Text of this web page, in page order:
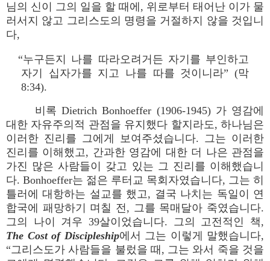
님의 신이 그의 일을 할 때에, 위로부터 태어난 이가 물
러서지 않고 그리스도의 명령을 거절하지 않을 것입니
다,
“누구든지 나를 따라오려거든 자기를 부인하고
자기 십자가를 지고 나를 따를 것이니라” (막
8:34).
비록 Dietrich Bonhoeffer (1906-1945) 가 영감에
대한 자유주의적 관점을 유지했다 할지라도, 하나님은
이러한 진리를 그에게 보여주셨습니다. 그는 이러한
진리를 이해했고, 간과한 영감에 대한 더 나은 관점을
가진 많은 사람들이 갖고 있는 그 진리를 이해했습니
다. Bonhoeffer는 젊은 루터교 목회자였습니다, 그는 히
틀러에 대항하는 설교를 했고, 결국 나치는 독일이 연
합국에 패망하기 며칠 전, 그를 목매달아 죽였습니다.
그의 나이 겨우 39살이었습니다. 그의 고전적인 책,
The Cost of Discipleship에서 그는 이렇게 말했습니다,
“그리스도가 사람들을 불렀을 때, 그는 와서 죽을 것을